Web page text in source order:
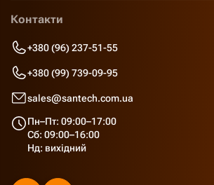
Контакти
+380 (96) 237-51-55
+380 (99) 739-09-95
sales@santech.com.ua
Пн–Пт: 09:00–17:00
Сб: 09:00–16:00
Нд: вихідний